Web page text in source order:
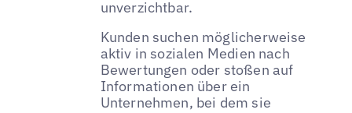
unverzichtbar.
Kunden suchen möglicherweise
aktiv in sozialen Medien nach
Bewertungen oder stoßen auf
Informationen über ein
Unternehmen, bei dem sie